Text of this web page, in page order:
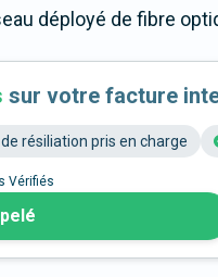
déployé de fibre
sur votre facture
de résiliation pris en charge
Vérifiés